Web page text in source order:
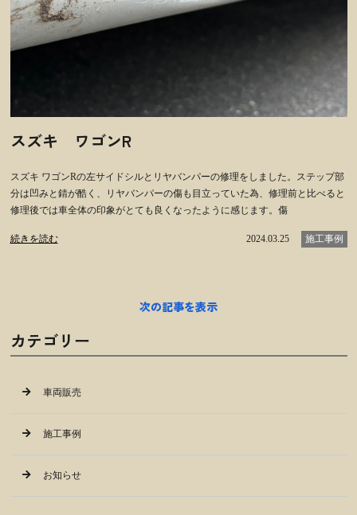
スズキ ワゴンR
スズキ ワゴンRの左サイドシルとリヤバンパーの修理をしました。ステップ部
分は凹みと錆が酷く、リヤバンパーの傷も目立っていた為、修理前と比べると
修理後では車全体の印象がとても良くなったように感じます。傷
続きを読む 2024.03.25 施工事例
次の記事を表示
カテゴリー
車両販売
施工事例
お知らせ